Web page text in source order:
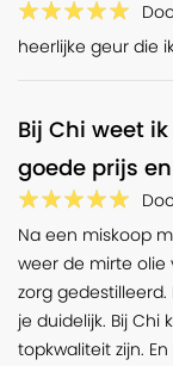
heerlijke geur die
Bij Chi weet
goede prijs
Na een miskoop
weer de mirte olie
zorg
je duidelijk. Bij
topkwaliteit zijn.